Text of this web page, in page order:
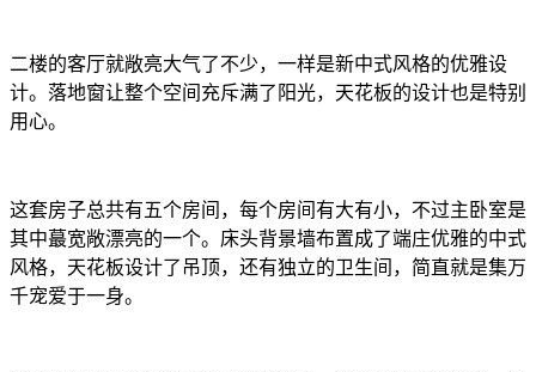
二楼的客厅就敞亮大气了不少，一样是新中式风格的优雅设
计。落地窗让整个空间充斥满了阳光，天花板的设计也是特别
用心。
这套房子总共有五个房间，每个房间有大有小，不过主卧室是
其中蕞宽敞漂亮的一个。床头背景墙布置成了端庄优雅的中式
风格，天花板设计了吊顶，还有独立的卫生间，简直就是集万
千宠爱于一身。